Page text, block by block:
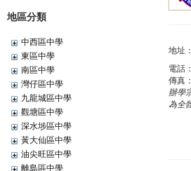
地區分類
中西區中學
東區中學
南區中學
灣仔區中學
九龍城區中學
觀塘區中學
深水埗區中學
黃大仙區中學
油尖旺區中學
離島區中學
地址：
電話：
傳真：
辦學
為全